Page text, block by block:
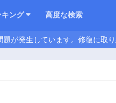
キング 高度な検索
題が発生しています。修復に取